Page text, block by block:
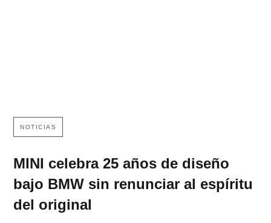
NOTICIAS
MINI celebra 25 años de diseño
bajo BMW sin renunciar al espíritu
del original